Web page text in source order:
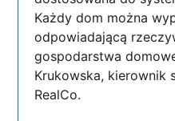
Każdy dom można
odpowiadającą
gospodarstwa
Krukowska, kierownik
RealCo.